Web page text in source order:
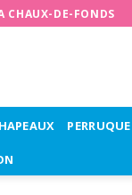
CHAUX-DE-FONDS